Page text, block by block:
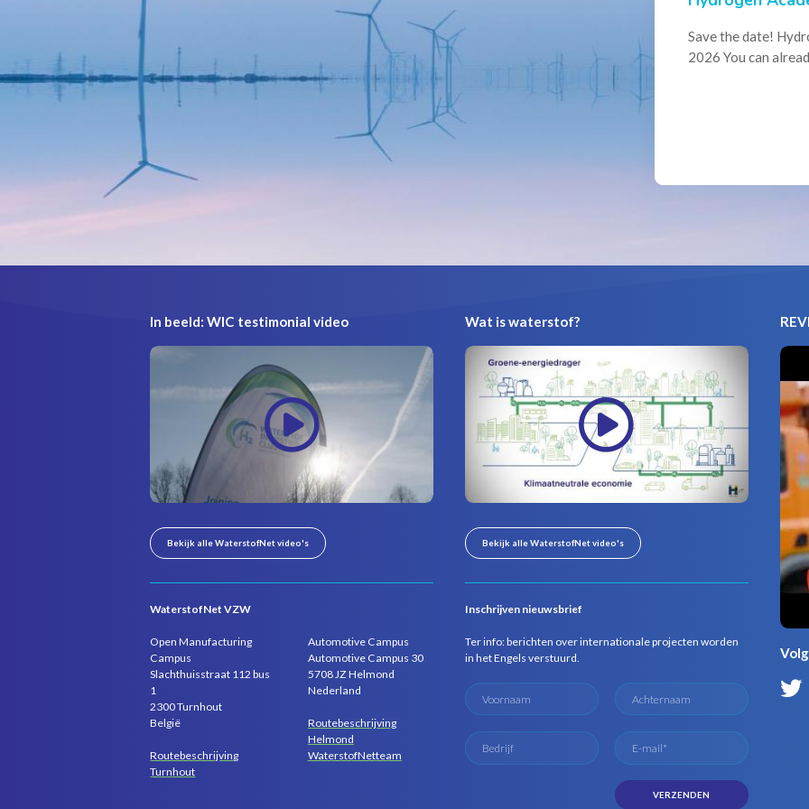
Save the date!
2026 You can
Conference
Powering
In beeld: WIC testimonial video
Bekijk alle WaterstofNet video's
WaterstofNet VZW
Open Manufacturing
Campus
Slachthuisstraat 112 bus
1
2300 Turnhout
België
Routebeschrijving
Turnhout
Automotive Campus
Automotive Campus 30
5708 JZ Helmond
Nederland
Routebeschrijving
Helmond
WaterstofNetteam
Wat is waterstof?
Bekijk alle WaterstofNet video's
Inschrijven nieuwsbrief
Ter info: berichten over internationale projecten worden
in het Engels verstuurd.